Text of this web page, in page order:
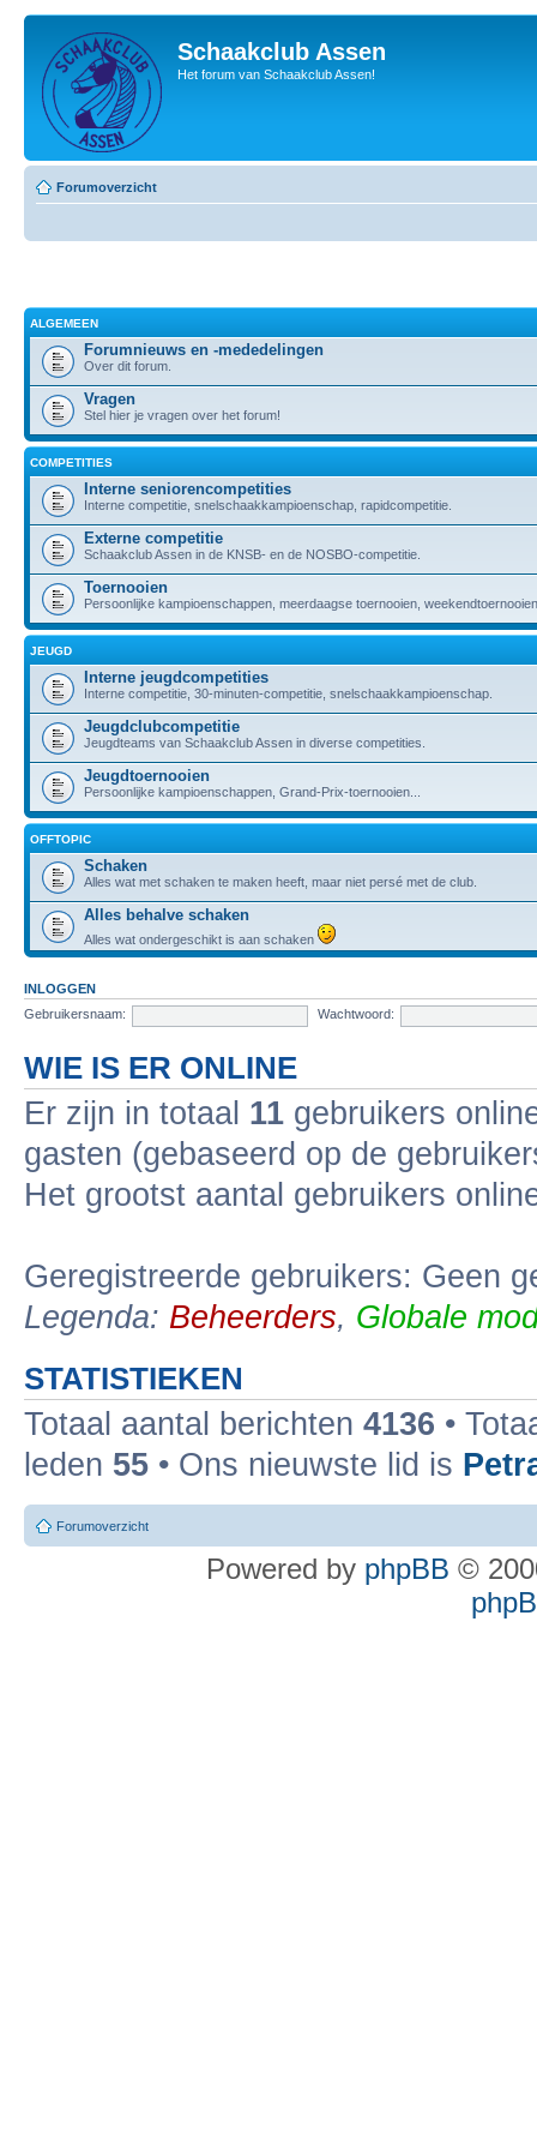
Schaakclub Assen
Het forum van Schaakclub Assen!
Forumoverzicht
ALGEMEEN
Forumnieuws en -mededelingen
Over dit forum.
Vragen
Stel hier je vragen over het forum!
COMPETITIES
Interne seniorencompetities
Interne competitie, snelschaakkampioenschap, rapidcompetitie.
Externe competitie
Schaakclub Assen in de KNSB- en de NOSBO-competitie.
Toernooien
Persoonlijke kampioenschappen, meerdaagse toernooien,
JEUGD
Interne jeugdcompetities
Interne competitie, 30-minuten-competitie, snelschaakkampioenschap.
Jeugdclubcompetitie
Jeugdteams van Schaakclub Assen in diverse competities.
Jeugdtoernooien
Persoonlijke kampioenschappen, Grand-Prix-toernooien...
OFFTOPIC
Schaken
Alles wat met schaken te maken heeft, maar niet persé met de club.
Alles behalve schaken
Alles wat ondergeschikt is aan schaken
INLOGGEN
Gebruikersnaam:
Wachtwoord:
WIE IS ER ONLINE
Er zijn in totaal 11 gebruikers
gasten (gebaseerd op de
Het grootst aantal gebruikers
Geregistreerde gebruikers: Geen
Legenda: Beheerders, Globale
STATISTIEKEN
Totaal aantal berichten 4136 •
leden 55 • Ons nieuwste lid is
Forumoverzicht
Powered by phpBB ©